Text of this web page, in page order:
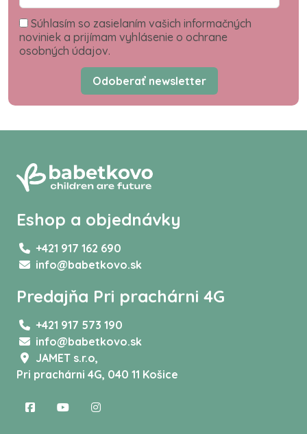
Súhlasím so zasielaním vašich informačných
noviniek a prijímam vyhlásenie o ochrane
osobných údajov.
Odoberať newsletter
Eshop a objednávky
+421 917 162 690
info@babetkovo.sk
Predajňa Pri prachárni 4G
+421 917 573 190
info@babetkovo.sk
JAMET s.r.o,
Pri prachárni 4G, 040 11 Košice